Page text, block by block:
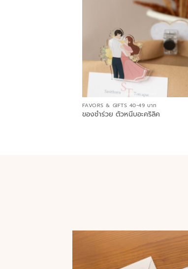
FAVORS & GIFTS 40-49 บาท
ของชำร่วย ตัวหนีบอะคริลิค